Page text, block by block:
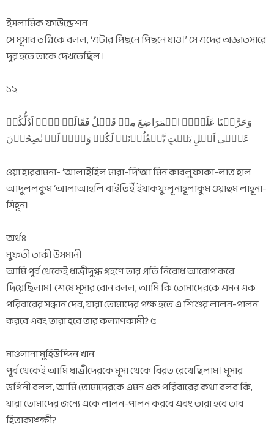
ইসলামিক ফাউন্ডেশন
সে মূসার ভগ্নিকে বলল, ‘এটার পিছনে পিছনে যাও।’ সে এদের অজ্ঞাতসারে
দূর হতে তাকে দেখতেছিল।
১২
وَحَرَّمۡنَا عَلَیۡہِ الۡمَرَاضِعَ مِنۡ قَبۡلُ فَقَالَتۡ ہَلۡ اَدُلُّکُمۡ
عَلٰۤی اَہۡلِ بَیۡتٍ یَّکۡفُلُوۡنَہٗ لَکُمۡ وَہُمۡ لَہٗ نٰصِحُوۡنَ
ওয়া হাররামনা- ‘আলাইহিল মারা-দি‘আ মিন কাবলুফাকা-লাত হাল
আদুললকুম ‘আলাআহলি বাইতিইঁ ইয়াকফুলূনাহূলাকুম ওয়াহুম লাহূনা-
সিহূন।
অর্থঃ
মুফতী তাকী উসমানী
আমি পূর্ব থেকেই ধাত্রীদুগ্ধ গ্রহণে তার প্রতি নিরোধ আরোপ করে
দিয়েছিলাম। শেষে মূসার বোন বলল, আমি কি তোমাদেরকে এমন এক
পরিবারের সন্ধান দেব, যারা তোমাদের পক্ষ হতে এ শিশুর লালন-পালন
করবে এবং তারা হবে তার কল্যাণকামী? ৫
মাওলানা মুহিউদ্দিন খান
পূর্ব থেকেই আমি ধাত্রীদেরকে মূসা থেকে বিরত রেখেছিলাম। মূসার
ভগিনী বলল, আমি তোমাদেরকে এমন এক পরিবারের কথা বলব কি,
যারা তোমাদের জন্যে একে লালন-পালন করবে এবং তারা হবে তার
হিতাকাঙ্ক্ষী?